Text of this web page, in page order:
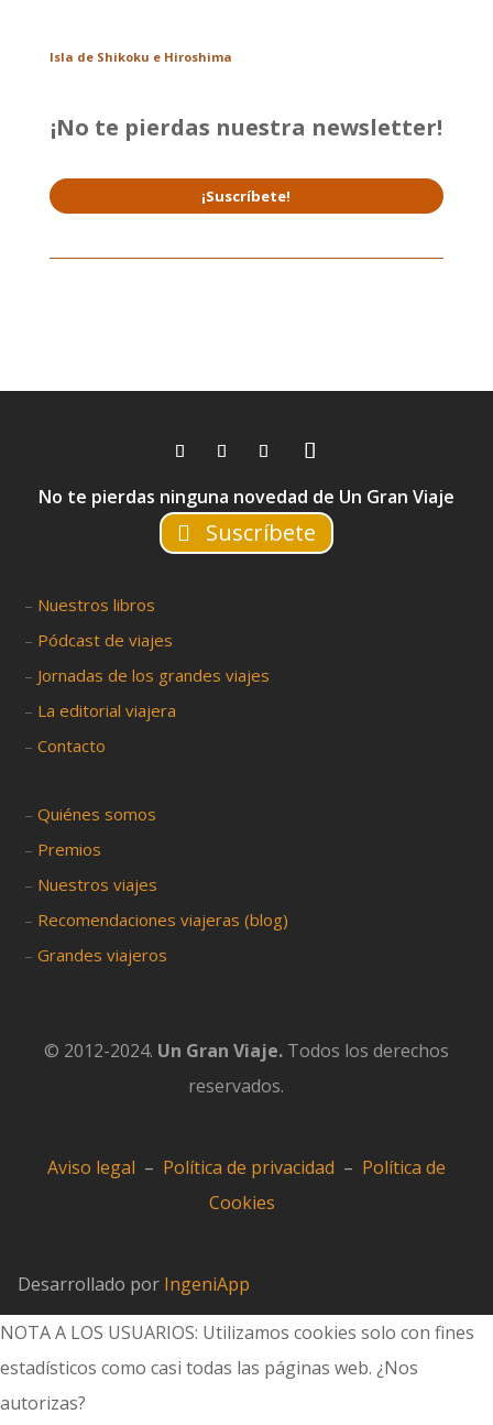
Isla de Shikoku e Hiroshima
¡No te pierdas nuestra newsletter!
¡Suscríbete!
No te pierdas ninguna novedad de Un Gran Viaje
Suscríbete
– Nuestros libros
– Pódcast de viajes
– Jornadas de los grandes viajes
– La editorial viajera
–Contacto
–Quiénes somos
– Premios
– Nuestros viajes
– Recomendaciones viajeras (blog)
–Grandes viajeros
© 2012-2024. Un Gran Viaje. Todos los derechos
reservados.
Aviso legal – Política de privacidad – Política de
Cookies
Desarrollado por IngeniApp
NOTA A LOS USUARIOS: Utilizamos cookies solo con fines
estadísticos como casi todas las páginas web. ¿Nos
autorizas?